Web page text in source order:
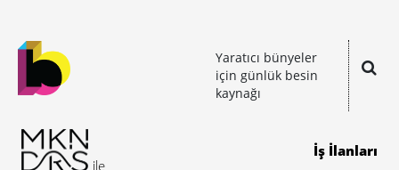
Yaratıcı bünyeler
için günlük besin
kaynağı
İş İlanları